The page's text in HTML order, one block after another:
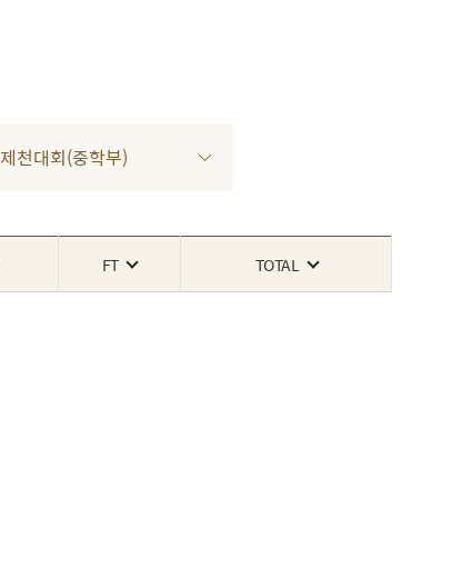
천대회(중학부)
FT TOTAL